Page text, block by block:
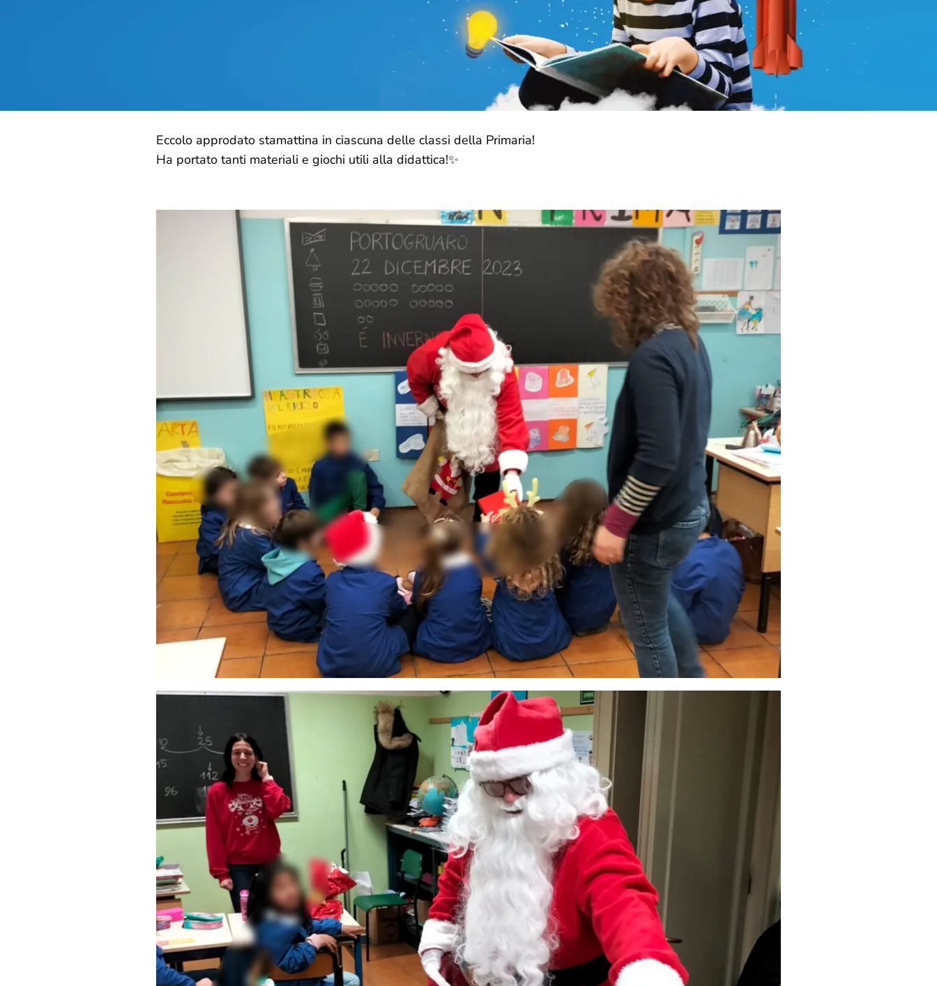
Eccolo approdato stamattina in ciascuna delle classi della Primaria!
Ha portato tanti materiali e giochi utili alla didattica!✨